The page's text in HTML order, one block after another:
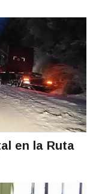
en la Ruta